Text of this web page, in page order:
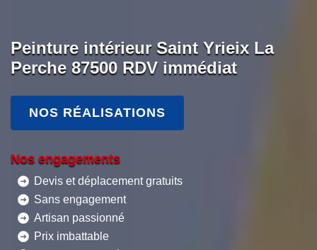
Peinture intérieur Saint Yrieix La
Perche 87500 RDV immédiat
NOS RÉALISATIONS
Nos engagements
Devis et déplacement gratuits
Sans engagement
Artisan passionné
Prix imbattable